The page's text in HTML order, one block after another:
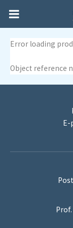
Error loading
Object reference
E-